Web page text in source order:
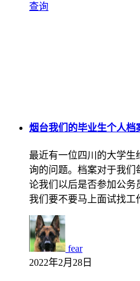
查询
烟台我们的毕业生个人档
最近有一位四川的大学生
询的问题。档案对于我们
论我们以后是否参加公务
我们要不要马上面试找
fear
2022年2月28日